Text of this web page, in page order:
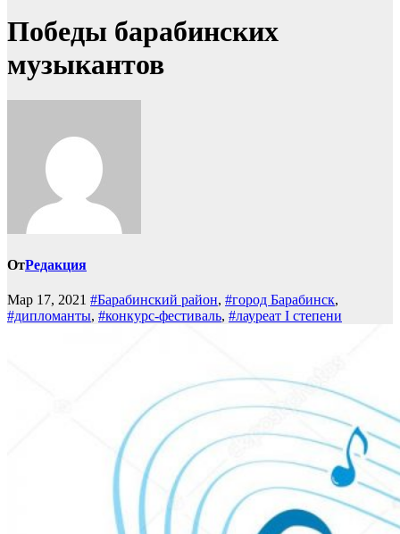
Победы барабинских
музыкантов
ОтРедакция
Мар 17, 2021 #Барабинский район, #город Барабинск,
#дипломанты, #конкурс-фестиваль, #лауреат I степени